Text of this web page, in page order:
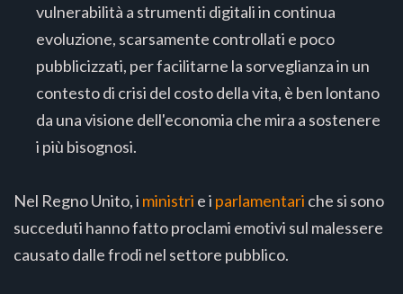
vulnerabilità a strumenti digitali in continua
evoluzione, scarsamente controllati e poco
pubblicizzati, per facilitarne la sorveglianza in un
contesto di crisi del costo della vita, è ben lontano
da una visione dell'economia che mira a sostenere
i più bisognosi.
Nel Regno Unito, i ministri e i parlamentari che si sono
succeduti hanno fatto proclami emotivi sul malessere
causato dalle frodi nel settore pubblico.